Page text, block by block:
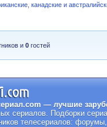
канадские и
и0 гостей
— лучшие
сериалов. Подборки
телесериалов: